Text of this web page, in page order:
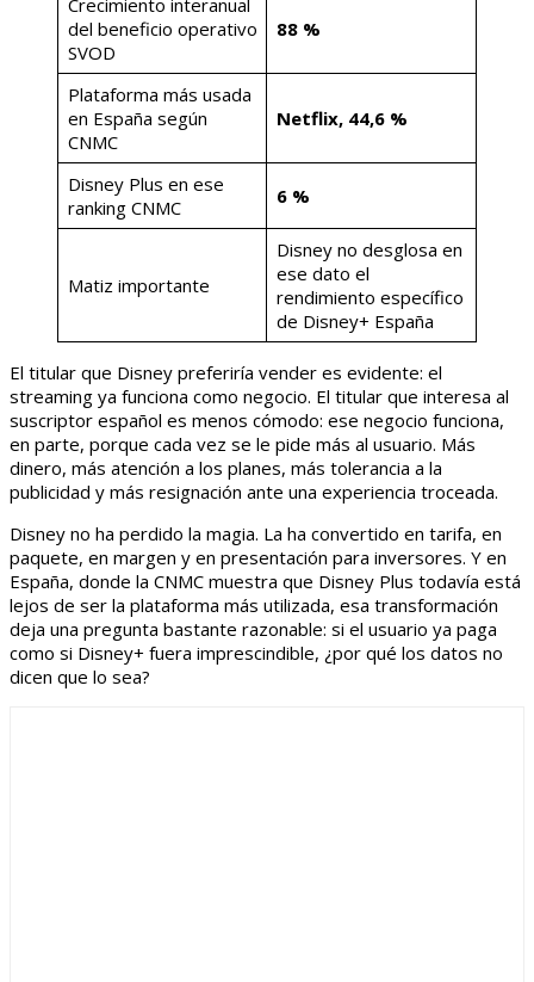
Crecimiento interanual
del beneficio operativo
SVOD
88 %
Plataforma más usada
en España según
CNMC
Netflix, 44,6 %
Disney Plus en ese
ranking CNMC
6 %
Matiz importante
Disney no desglosa en
ese dato el
rendimiento específico
de Disney+ España
El titular que Disney preferiría vender es evidente: el
streaming ya funciona como negocio. El titular que interesa al
suscriptor español es menos cómodo: ese negocio funciona,
en parte, porque cada vez se le pide más al usuario. Más
dinero, más atención a los planes, más tolerancia a la
publicidad y más resignación ante una experiencia troceada.
Disney no ha perdido la magia. La ha convertido en tarifa, en
paquete, en margen y en presentación para inversores. Y en
España, donde la CNMC muestra que Disney Plus todavía está
lejos de ser la plataforma más utilizada, esa transformación
deja una pregunta bastante razonable: si el usuario ya paga
como si Disney+ fuera imprescindible, ¿por qué los datos no
dicen que lo sea?